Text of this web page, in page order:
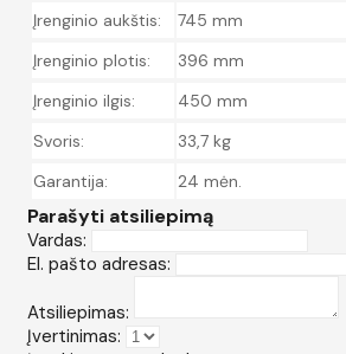
Įrenginio aukštis:
745 mm
Įrenginio plotis:
396 mm
Įrenginio ilgis:
450 mm
Svoris:
33,7 kg
Garantija:
24 mėn.
Parašyti atsiliepimą
Vardas:
El. pašto adresas:
Atsiliepimas:
Įvertinimas: